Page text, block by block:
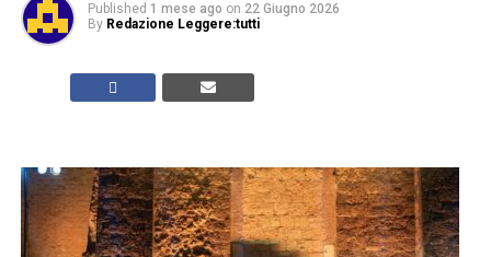
Published 1 mese ago on 22 Giugno 2026
By Redazione Leggere:tutti